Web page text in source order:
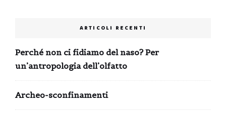
ARTICOLI RECENTI
Perché non ci fidiamo del naso? Per
un’antropologia dell’olfatto
Archeo-sconfinamenti